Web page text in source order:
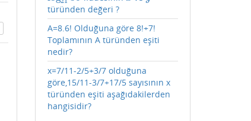
türünden değeri ?
A=8.6! Olduğuna göre 8!+7!
Toplamının A türünden eşiti
nedir?
x=7/11-2/5+3/7 olduğuna
göre,15/11-3/7+17/5 sayısının x
türünden eşiti aşağıdakilerden
hangisidir?